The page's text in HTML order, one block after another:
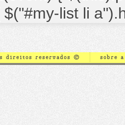
list li
direitos reservados © sobre